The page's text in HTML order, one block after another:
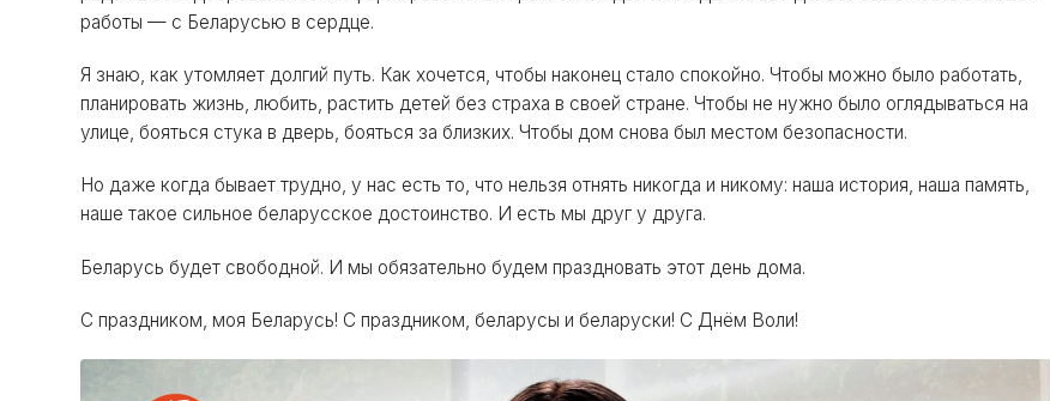
работы — с Беларусью в сердце.
Я знаю, как утомляет долгий путь. Как хочется, чтобы наконец стало спокойно. Чтобы можно было работать,
планировать жизнь, любить, растить детей без страха в своей стране. Чтобы не нужно было оглядываться на
улице, бояться стука в дверь, бояться за близких. Чтобы дом снова был местом безопасности.
Но даже когда бывает трудно, у нас есть то, что нельзя отнять никогда и никому: наша история, наша память,
наше такое сильное беларусское достоинство. И есть мы друг у друга.
Беларусь будет свободной. И мы обязательно будем праздновать этот день дома.
С праздником, моя Беларусь! С праздником, беларусы и беларуски! С Днём Воли!